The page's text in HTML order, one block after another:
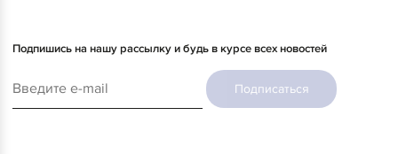
Подпишись на нашу рассылку и будь в курсе всех новостей
Подписаться